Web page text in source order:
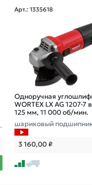
Арт.: 1335618
Одноручная
WORTEX LX AG 1207-7
125 мм, 11 000 об/мин.
шариковый
шпинделя
3 160,00₽